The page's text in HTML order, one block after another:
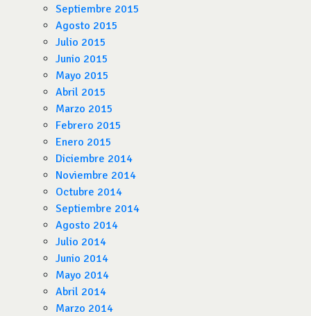
Septiembre 2015
Agosto 2015
Julio 2015
Junio 2015
Mayo 2015
Abril 2015
Marzo 2015
Febrero 2015
Enero 2015
Diciembre 2014
Noviembre 2014
Octubre 2014
Septiembre 2014
Agosto 2014
Julio 2014
Junio 2014
Mayo 2014
Abril 2014
Marzo 2014